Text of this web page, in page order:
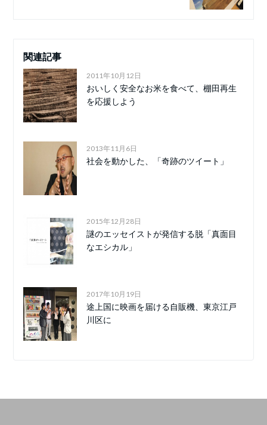
関連記事
2011年10月12日
おいしく安全なお米を食べて、棚田再生
を応援しよう
2013年11月6日
社会を動かした、「奇跡のツイート」
2015年12月28日
謎のエッセイストが発信する脱「真面目
なエシカル」
2017年10月19日
途上国に映画を届ける自販機、東京江戸
川区に